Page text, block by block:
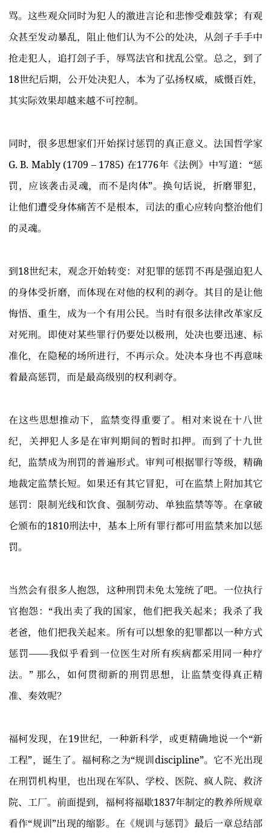
骂。这些观众同时为犯人的激进言论和悲惨受难鼓掌；有观
众甚至发动暴乱，阻止他们认为不公的处决，从刽子手手中
抢走犯人，追打刽子手，辱骂法官和扰乱公堂。总之，到了
18世纪后期，公开处决犯人，本为了弘扬权威，威慑百姓，
其实际效果却越来越不可控制。
同时，很多思想家们开始探讨惩罚的真正意义。法国哲学家
G. B. Mably (1709 – 1785) 在1776年《法例》中写道：“惩
罚，应该袭击灵魂，而不是肉体”。换句话说，折磨罪犯，
让他们遭受身体痛苦不是根本，司法的重心应转向整治他们
的灵魂。
到18世纪末，观念开始转变：对犯罪的惩罚不再是强迫犯人
的身体受折磨，而体现在对他的权利的剥夺。其目的是让他
悔悟、重生，成为一个有用公民。当时有很多法律改革家反
对死刑。即使对某些罪行仍要处以极刑，处决也要迅速、标
准化，在隐秘的场所进行，不再示众。处决本身也不再意味
着最高惩罚，而是最高级别的权利剥夺。
在这些思想推动下，监禁变得重要了。相对来说在十八世
纪，关押犯人多是在审判期间的暂时扣押。而到了十九世
纪，监禁成为刑罚的普遍形式。审判可根据罪行等级，精确
地裁定监禁长短。如果还有其它冒犯，可在监禁上附加其它
惩罚：限制光线和饮食、强制劳动、单独监禁等等。在拿破
仑颁布的1810刑法中，基本上所有罪行都可用监禁来加以惩
罚。
当然会有很多人抱怨，这种刑罚未免太笼统了吧。一位执行
官抱怨：“我出卖了我的国家，他们把我关起来；我杀了我
老爸，他们把我关起来。所有可以想象的犯罪都以一种方式
惩罚——我似乎看到一位医生对所有疾病都采用同一种疗
法。” 那么，如何贯彻新的刑罚思想，让监禁变得真正精
准、奏效呢？
福柯发现，在19世纪，一种新科学，或更精确地说一个“新
工程”，诞生了。福柯称之为“规训discipline”。它不光出现
在刑罚机构里，也出现在军队、学校、医院、疯人院、救济
院、工厂。前面提到，福柯将福歇1837年制定的教养所规章
看作“规训”出现的缩影。在《规训与惩罚》最后一章总结部